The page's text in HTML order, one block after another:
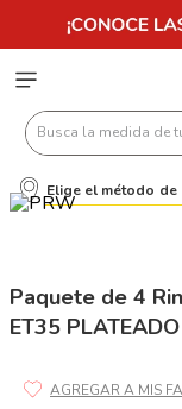
Busca la medida
Elige el método de
Paquete de 4
ET35 PLATEADO